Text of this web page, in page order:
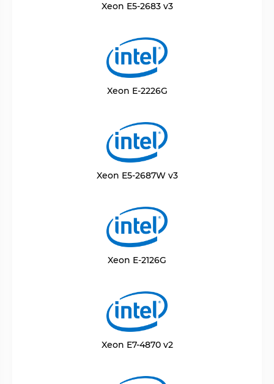
Xeon E5-2683 v3
Xeon E-2226G
Xeon E5-2687W v3
Xeon E-2126G
Xeon E7-4870 v2